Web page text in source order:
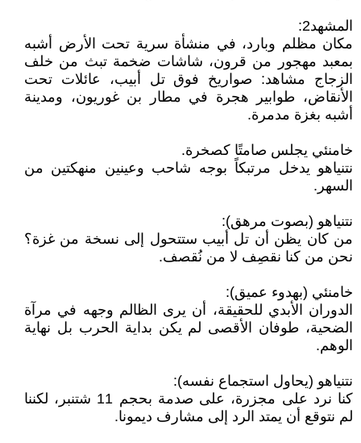
المشهد2:
مكان مظلم وبارد، في منشأة سرية تحت الأرض أشبه
بمعبد مهجور من قرون، شاشات ضخمة تبث من خلف
الزجاج مشاهد: صواريخ فوق تل أبيب، عائلات تحت
الأنقاض، طوابير هجرة في مطار بن غوريون، ومدينة
أشبه بغزة مدمرة.
خامنئي يجلس صامتًا كصخرة.
نتنياهو يدخل مرتبكاً بوجه شاحب وعينين منهكتين من
السهر.
نتنياهو (بصوت مرهق):
من كان يظن أن تل أبيب ستتحول إلى نسخة من غزة؟
نحن من كنا نقصِف لا من نُقصف.
خامنئي (بهدوء عميق):
الدوران الأبدي للحقيقة، أن يرى الظالم وجهه في مرآة
الضحية، طوفان الأقصى لم يكن بداية الحرب بل نهاية
الوهم.
نتنياهو (يحاول استجماع نفسه):
كنا نرد على مجزرة، على صدمة بحجم 11 شتنبر، لكننا
لم نتوقع أن يمتد الرد إلى مشارف ديمونا.